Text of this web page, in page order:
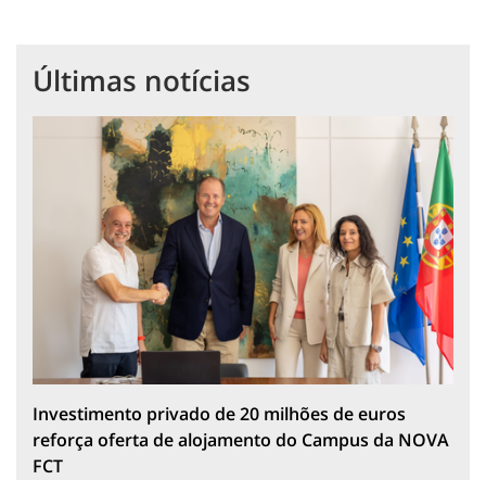
Últimas notícias
Investimento privado de 20 milhões de euros
reforça oferta de alojamento do Campus da NOVA
FCT